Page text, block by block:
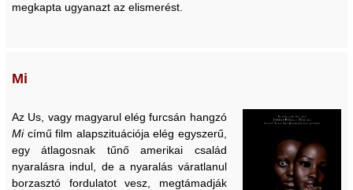
megkapta ugyanazt az elismerést.
Mi
Az Us, vagy magyarul elég furcsán hangzó
Mi című film alapszituációja elég egyszerű,
egy átlagosnak tűnő amerikai család
nyaralásra indul, de a nyaralás váratlanul
borzasztó fordulatot vesz, megtámadják